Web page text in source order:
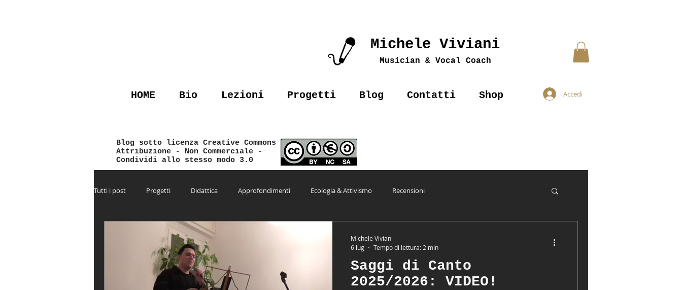
Michele Viviani
Musician & Vocal Coach
HOME Bio Lezioni Progetti Blog Contatti Shop Accedi
Blog sotto licenza Creative Commons
Attribuzione - Non Commerciale -
Condividi allo stesso modo 3.0
Tutti i post Progetti Didattica Approfondimenti Ecologia & Attivismo Recensioni
Saggi di Canto
2025/2026: VIDEO!
Michele Viviani
6 lug
Tempo di lettura: 2 min